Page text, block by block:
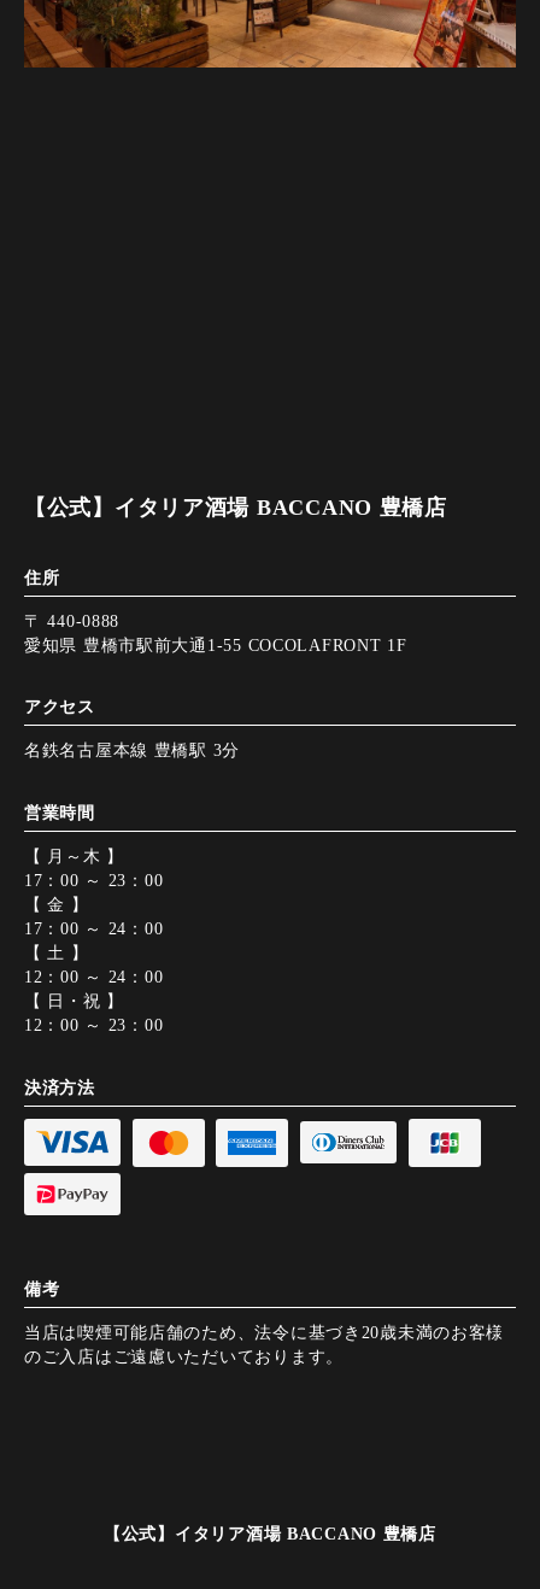
【公式】イタリア酒場 BACCANO 豊橋店
住所
〒 440-0888
愛知県 豊橋市駅前大通1-55 COCOLAFRONT 1F
アクセス
名鉄名古屋本線 豊橋駅 3分
営業時間
【 月～木 】
17：00 ～ 23：00
【 金 】
17：00 ～ 24：00
【 土 】
12：00 ～ 24：00
【 日・祝 】
12：00 ～ 23：00
決済方法
備考
当店は喫煙可能店舗のため、法令に基づき20歳未満のお客様
のご入店はご遠慮いただいております。
【公式】イタリア酒場 BACCANO 豊橋店